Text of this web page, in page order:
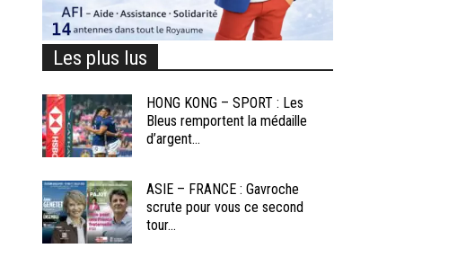
Les plus lus
HONG KONG – SPORT : Les
Bleus remportent la médaille
d’argent...
ASIE – FRANCE : Gavroche
scrute pour vous ce second
tour...